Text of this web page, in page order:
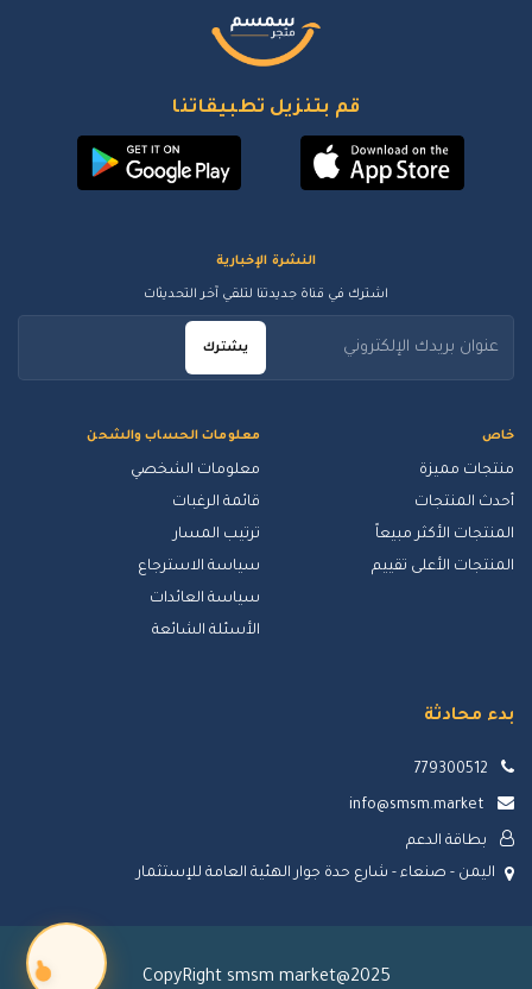
قم بتنزيل تطبيقاتنا
خاص
منتجات مميزة
أحدث المنتجات
المنتجات الأكثر مبيعاً
المنتجات الأعلى تقييم
معلومات الحساب والشحن
معلومات الشخصي
قائمة الرغبات
ترتيب المسار
سياسة الاسترجاع
سياسة العائدات
الأسئلة الشائعة
النشرة الإخبارية
اشترك في قناة جديدتنا لتلقي آخر التحديثات
يشترك
بدء محادثة
779300512
info@smsm.market
بطاقة الدعم
اليمن - صنعاء - شارع حدة جوار الهئية العامة للإستثمار
CopyRight smsm market@2025